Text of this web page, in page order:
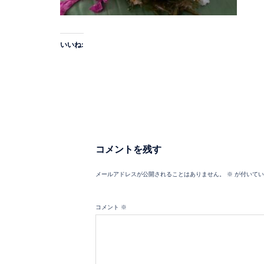
いいね:
コメントを残す
メールアドレスが公開されることはありません。 ※ が付いて
コメント ※